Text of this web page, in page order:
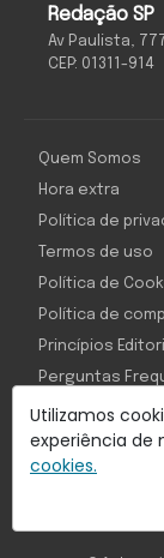
Utilizamos
experiência de
cookies.
Redação SP
Av Paulista,
CEP: 01311-914
Com inteligência
Object1ve -
Quem Somos
Hora extra
Política de
Termos de uso
Política de
Política de
Princípios
Perguntas